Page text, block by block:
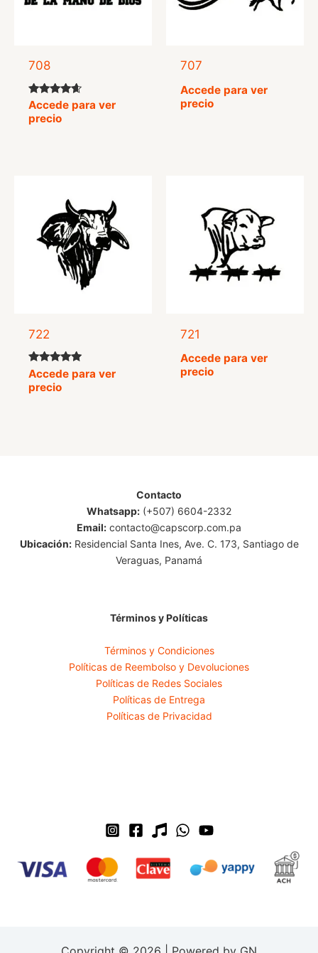
708
Valorado
con
4.42
Accede para ver
precio
707
Accede para ver
precio
722
Valorado
con
5.00
Accede para ver
precio
721
Accede para ver
precio
Contacto
Whatsapp: (+507) 6604-2332
Email: contacto@capscorp.com.pa
Ubicación:Residencial Santa Ines, Ave. C. 173, Santiago de
Veraguas, Panamá
Términos y Políticas
Términos y Condiciones
Políticas de Reembolso y Devoluciones
Políticas de Redes Sociales
Políticas de Entrega
Políticas de Privacidad